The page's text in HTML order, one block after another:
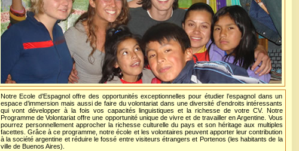
Notre Ecole d’Espagnol offre des opportunités exceptionnelles pour étudier l’espagnol dans un
espace d’immersion mais aussi de faire du volontariat dans une diversité d’endroits intéressants
qui vont développer à la fois vos capacités linguistiques et la richesse de votre CV. Notre
Programme de Volontariat offre une opportunité unique de vivre et de travailler en Argentine. Vous
pourrez personnellement approcher la richesse culturelle du pays et son héritage aux multiples
facettes. Grâce à ce programme, notre école et les volontaires peuvent apporter leur contribution
à la société argentine et réduire le fossé entre visiteurs étrangers et Portenos (les habitants de la
ville de Buenos Aires).